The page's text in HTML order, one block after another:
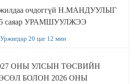
очдоггүй Н.МАНДУУЛЫГ
саяар УРАМШУУЛЖЭЭ
Уржигдар 20 цаг 12 мин
ОНЫ УЛСЫН ТӨСВИЙН
БОЛОН 2026 ОНЫ